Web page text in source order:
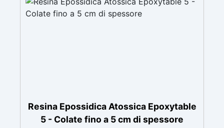
Certificata Atossica post catalisi per contatto
con la pelle, BPA free e VoC Free
Resina Epossidica Atossica Epoxytable
5 - Colate fino a 5 cm di spessore